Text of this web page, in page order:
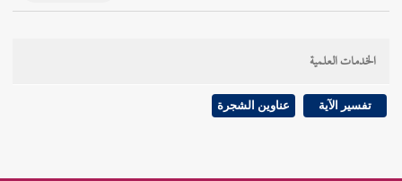
الخدمات العلمية
تفسير الآية عناوين الشجرة